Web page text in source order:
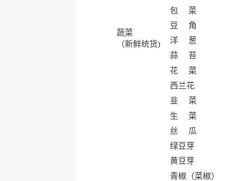
蔬菜
（新鲜统货)
包 菜
豆 角
洋 葱
蒜 苔
花 菜
西兰花
韭 菜
生 菜
丝 瓜
绿豆芽
黄豆芽
青椒（菜椒）